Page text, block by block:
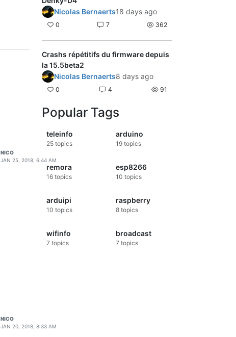
NICO
JAN 25, 2018, 6:44 AM
NICO
JAN 20, 2018, 8:33 AM
Nicolas Bernaerts18 days ago
0 7 362
Crashs répétitifs du firmware depuis
la 15.5beta2
Nicolas Bernaerts8 days ago
0 4 91
Popular Tags
teleinfo
25 topics
arduino
19topics
remora
16 topics
esp8266
10 topics
arduipi
10 topics
raspberry
8topics
wifinfo
7 topics
broadcast
7 topics